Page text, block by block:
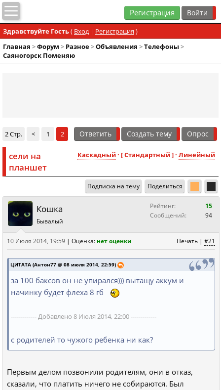
Регистрация
Здравствуйте Гость( Вход| Регистрация )
Главная >Форум > Разное>Объявления >Телефоны >
Саяногорск Поменяю
Ответить Создать тему Опрос
2 Стр. < 1 2
Каскадный· [ Стандартный ] · Линейный
сели на
планшет
Подписка на тему Поделиться
Кошка
Бывалый
Рейтинг:
15
Сообщений:
94
Печать | #21
10 Июля 2014, 19:59 | Оценка: нет оценки
ЦИТАТА (Антон77 @ 08 июля 2014, 22:59)
за 100 баксов он не упирался))) вытащу аккум и
начинку будет флеха 8 гб
------------- Добавлено 8 Июля 2014, 22:00 -------------
с родителей то чужого ребенка ни как?
Первым делом позвонили родителям, они в отказ,
сказали, что платить ничего не собираются. Был